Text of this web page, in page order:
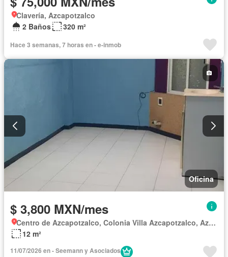
Clavería, Azcapotzalco
2 Baños
320 m²
Hace 3 semanas, 7 horas en - e-inmob
Oficina
$ 3,800 MXN/mes
Centro de Azcapotzalco, Colonia Villa Azcapotzalco, Azcapotzalco
12 m²
11/07/2026 en - Seemann y Asociados